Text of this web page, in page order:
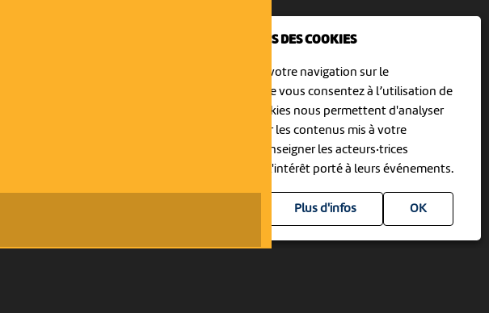
NOUS UTILISONS DES COOKIES
En poursuivant votre navigation sur le
culturoscoPe site vous consentez à l’utilisation de
cookies. Les cookies nous permettent d'analyser
le trafic, d’affiner les contenus mis à votre
disposition et renseigner les acteurs·trices
culturel·le·s sur l'intérêt porté à leurs événements.
Plus d'infos